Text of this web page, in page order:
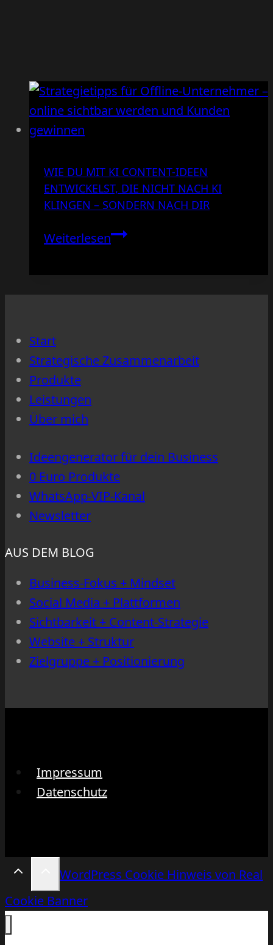
WIE DU MIT KI CONTENT-IDEEN
ENTWICKELST, DIE NICHT NACH KI
KLINGEN – SONDERN NACH DIR
WeiterlesenWie
mit
KI
die
klingen
–
sondern
nach
Start
Strategische Zusammenarbeit
Produkte
Leistungen
Über mich
Ideengenerator für dein Business
0 Euro Produkte
WhatsApp-VIP-Kanal
Newsletter
AUS DEM BLOG
Business-Fokus + Mindset
Social Media + Plattformen
Sichtbarkeit + Content-Strategie
Website + Struktur
Zielgruppe + Positionierung
Impressum
Datenschutz
WordPress Cookie Hinweis von Real
Cookie Banner